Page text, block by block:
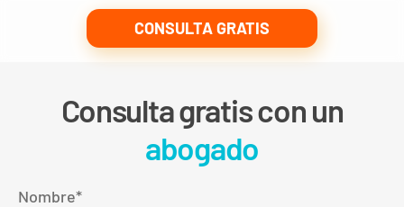
CONSULTA GRATIS
Consulta gratis con un
abogado
Nombre*